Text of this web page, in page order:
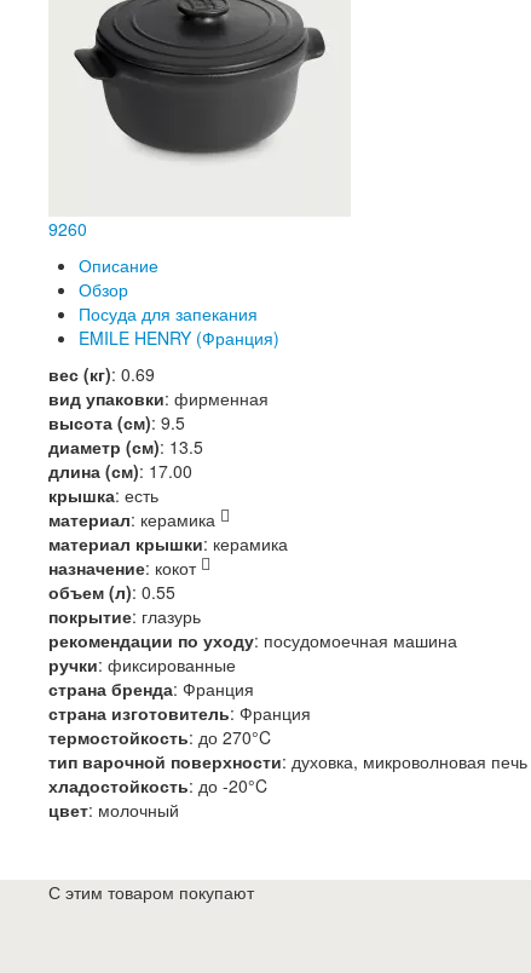
9260
Описание
Обзор
Посуда для запекания
EMILE HENRY (Франция)
вес (кг): 0.69
вид упаковки: фирменная
высота (см): 9.5
диаметр (см): 13.5
длина (см): 17.00
крышка: есть
материал: керамика
материал крышки: керамика
назначение: кокот
объем (л): 0.55
покрытие: глазурь
рекомендации по уходу: посудомоечная машина
ручки: фиксированные
страна бренда: Франция
страна изготовитель: Франция
термостойкость: до 270°C
тип варочной поверхности: духовка, микроволновая печь
хладостойкость: до -20°C
цвет: молочный
С этим товаром покупают